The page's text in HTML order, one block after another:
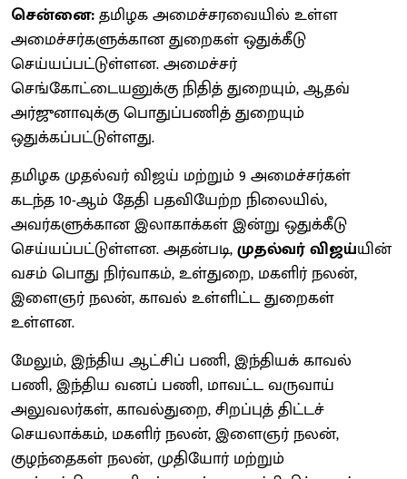
சென்னை:தமிழக அமைச்சரவையில் உள்ள
அமைச்சர்களுக்கான துறைகள் ஒதுக்கீடு
செய்யப்பட்டுள்ளன. அமைச்சர்
செங்கோட்டையனுக்கு நிதித் துறையும், ஆதவ்
அர்ஜுனாவுக்கு பொதுப்பணித் துறையும்
ஒதுக்கப்பட்டுள்ளது.
தமிழக முதல்வர் விஜய் மற்றும் 9 அமைச்சர்கள்
கடந்த 10-ஆம் தேதி பதவியேற்ற நிலையில்,
அவர்களுக்கான இலாகாக்கள் இன்று ஒதுக்கீடு
செய்யப்பட்டுள்ளன. அதன்படி,முதல்வர் விஜய்யின்
வசம் பொது நிர்வாகம், உள்துறை, மகளிர் நலன்,
இளைஞர் நலன், காவல் உள்ளிட்ட துறைகள்
உள்ளன.
மேலும், இந்திய ஆட்சிப் பணி, இந்தியக் காவல்
பணி, இந்திய வனப் பணி, மாவட்ட வருவாய்
அலுவலர்கள், காவல்துறை, சிறப்புத் திட்டச்
செயலாக்கம், மகளிர் நலன், இளைஞர் நலன்,
குழந்தைகள் நலன், முதியோர் மற்றும்